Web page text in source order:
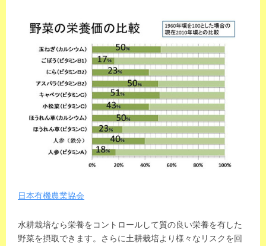
d
m
n
日本有機農業協会
水耕栽培なら栄養をコントロールして質の良い栄養を有した
野菜を摂取できます。さらに土耕栽培より様々なリスクを回